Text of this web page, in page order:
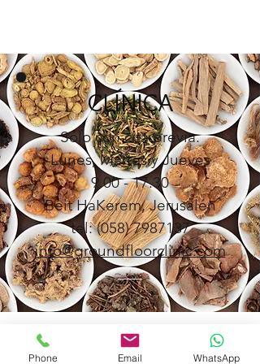
CLÍNICA
Sólo con cita previa.
Lunes, Martes y Jueves
9.00 - 17.30
Beit HaKerem, Jerusalén
tel:(058) 7987137
info@groundfloorclinic.com
Phone Email WhatsApp